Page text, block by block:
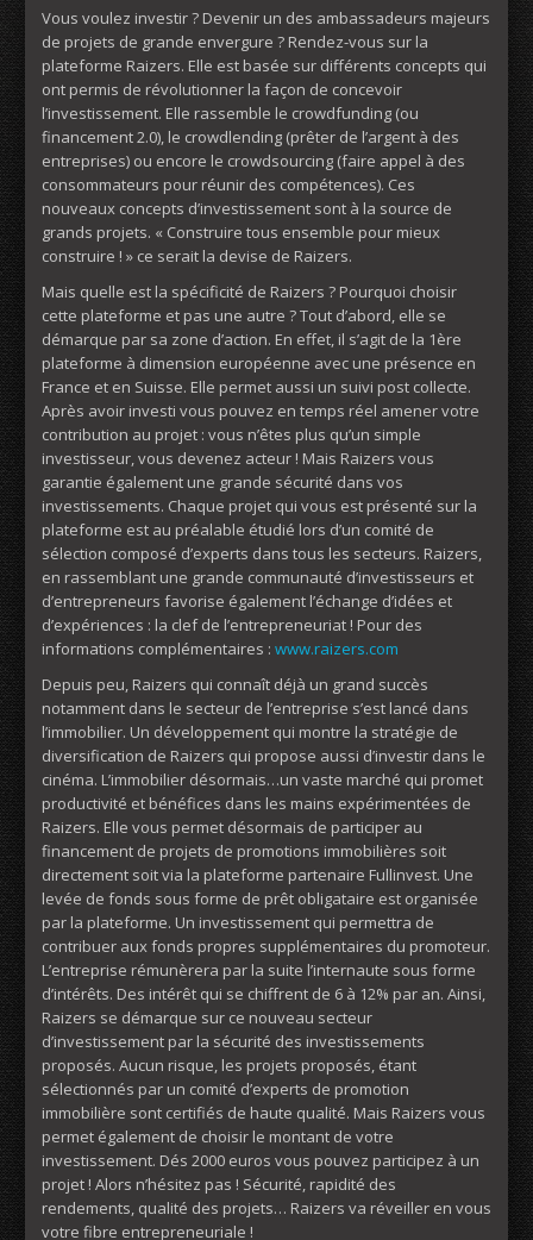
Vous voulez investir ? Devenir un des ambassadeurs majeurs
de projets de grande envergure ? Rendez-vous sur la
plateforme Raizers. Elle est basée sur différents concepts qui
ont permis de révolutionner la façon de concevoir
l’investissement. Elle rassemble le crowdfunding (ou
financement 2.0), le crowdlending (prêter de l’argent à des
entreprises) ou encore le crowdsourcing (faire appel à des
consommateurs pour réunir des compétences). Ces
nouveaux concepts d’investissement sont à la source de
grands projets. « Construire tous ensemble pour mieux
construire ! » ce serait la devise de Raizers.
Mais quelle est la spécificité de Raizers ? Pourquoi choisir
cette plateforme et pas une autre ? Tout d’abord, elle se
démarque par sa zone d’action. En effet, il s’agit de la 1ère
plateforme à dimension européenne avec une présence en
France et en Suisse. Elle permet aussi un suivi post collecte.
Après avoir investi vous pouvez en temps réel amener votre
contribution au projet : vous n’êtes plus qu’un simple
investisseur, vous devenez acteur ! Mais Raizers vous
garantie également une grande sécurité dans vos
investissements. Chaque projet qui vous est présenté sur la
plateforme est au préalable étudié lors d’un comité de
sélection composé d’experts dans tous les secteurs. Raizers,
en rassemblant une grande communauté d’investisseurs et
d’entrepreneurs favorise également l’échange d’idées et
d’expériences : la clef de l’entrepreneuriat ! Pour des
informations complémentaires : www.raizers.com
Depuis peu, Raizers qui connaît déjà un grand succès
notamment dans le secteur de l’entreprise s’est lancé dans
l’immobilier. Un développement qui montre la stratégie de
diversification de Raizers qui propose aussi d’investir dans le
cinéma. L’immobilier désormais…un vaste marché qui promet
productivité et bénéfices dans les mains expérimentées de
Raizers. Elle vous permet désormais de participer au
financement de projets de promotions immobilières soit
directement soit via la plateforme partenaire Fullinvest. Une
levée de fonds sous forme de prêt obligataire est organisée
par la plateforme. Un investissement qui permettra de
contribuer aux fonds propres supplémentaires du promoteur.
L’entreprise rémunèrera par la suite l’internaute sous forme
d’intérêts. Des intérêt qui se chiffrent de 6 à 12% par an. Ainsi,
Raizers se démarque sur ce nouveau secteur
d’investissement par la sécurité des investissements
proposés. Aucun risque, les projets proposés, étant
sélectionnés par un comité d’experts de promotion
immobilière sont certifiés de haute qualité. Mais Raizers vous
permet également de choisir le montant de votre
investissement. Dés 2000 euros vous pouvez participez à un
projet ! Alors n’hésitez pas ! Sécurité, rapidité des
rendements, qualité des projets… Raizers va réveiller en vous
votre fibre entrepreneuriale !